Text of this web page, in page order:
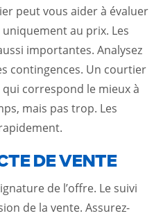
peut vous aider à évaluer
au prix. Les
importantes. Analysez
contingences. Un courtier
correspond le mieux à
mais pas trop. Les
DE VENTE
de l’offre. Le suivi
de la vente. Assurez-